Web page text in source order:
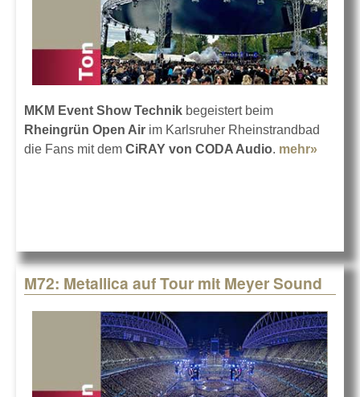
MKM Event Show Technik begeistert beim
Rheingrün Open Air im Karlsruher Rheinstrandbad
die Fans mit dem CiRAY von CODA Audio. mehr»
M72: Metallica auf Tour mit Meyer Sound